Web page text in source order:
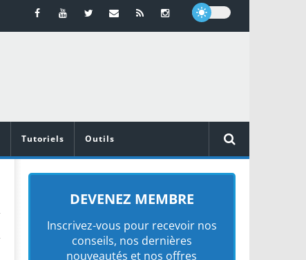
Tutoriels Outils
DEVENEZ MEMBRE
Inscrivez-vous pour recevoir nos
conseils, nos dernières
nouveautés et nos offres